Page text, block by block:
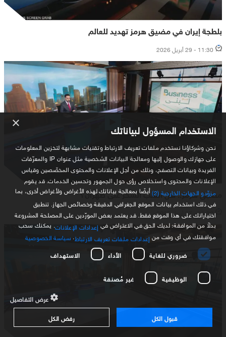
بلطجة إيران في مضيق هرمز تهديد للعالم
11:30 - 29 أبريل 2026
مضيق هرمز.. هل انقلب السحر على طهران؟
11:30 - 27 أبريل 2026
× الاستخدام المسؤول لبياناتك
نحن وشركاؤنا نستخدم ملفات تعريف الارتباط وتقنيات مشابهة لتخزين المعلومات
على جهازك والوصول إليها ومعالجة البيانات الشخصية مثل عنوان IP والمعرّفات
الفريدة وبيانات التصفح، وذلك من أجل الإعلانات والمحتوى المخصّصين وقياس
الإعلانات والمحتوى واستخلاص رؤى حول الجمهور وتحسين الخدمات. قد يقوم
مزوّدو الجهات الخارجية (2)
أيضًا بمعالجة بياناتك لهذه الأغراض ولأغراض أخرى، بما
في ذلك استخدام بيانات الموقع الجغرافي الدقيقة وخصائص الجهاز. تنطبق
اختياراتك على هذا الموقع فقط. قد يعتمد بعض المورّدين على المصلحة المشروعة
بدلاً من الموافقة؛ لديك الحق في الاعتراض في إعدادات الإعلانات . يمكنك سحب
موافقتك في أي وقت من إعدادات ملفات تعريف الارتباط سياسة الخصوصية
ضروري للغاية
الأداء الاستهداف
الوظيفية غير مُصنفة
عرض التفاصيل
قبول الكل
رفض الكل